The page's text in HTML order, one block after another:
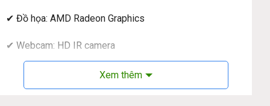
✔ Đồ họa: AMD Radeon Graphics
✔ Webcam: HD IR camera
✔ Kết nối: 3 x USB 3.2 2 x Thunderbolt 4 1 x SD card slot
Audio combo 1 x HDMI
Xem thêm